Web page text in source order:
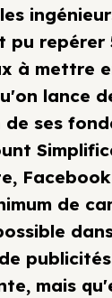
pu repérer
à mettre
lance
de ses
de
mais